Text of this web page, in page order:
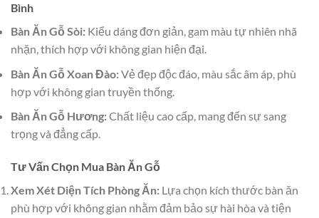
Bình
Bàn Ăn Gỗ Sòi: Kiểu dáng đơn giản, gam màu tự nhiên nhã
nhặn, thích hợp với không gian hiện đại.
Bàn Ăn Gỗ Xoan Đào:Vẻ đẹp độc đáo, màu sắc âm áp, phù
hợp với không gian truyền thống.
Bàn Ăn Gỗ Hương:Chất liệu cao cấp, mang đến sự sang
trọng và đẳng cấp.
Tư Vấn Chọn Mua Bàn Ăn Gỗ
Xem Xét Diện Tích Phòng Ăn: Lựa chọn kích thước bàn ăn
phù hợp với không gian nhằm đảm bảo sự hài hòa và tiện